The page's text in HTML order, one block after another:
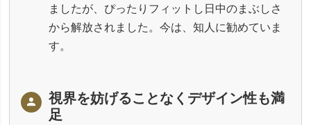
ましたが、ぴったりフィットし日中のまぶしさ
から解放されました。今は、知人に勧めていま
す。
視界を妨げることなくデザイン性も満
足